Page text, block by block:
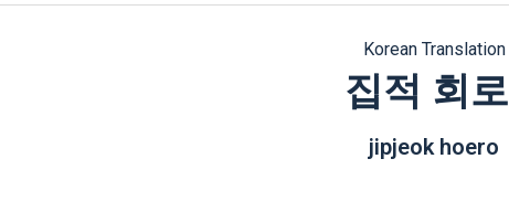
Korean Translation
집적 회로
jipjeok hoero